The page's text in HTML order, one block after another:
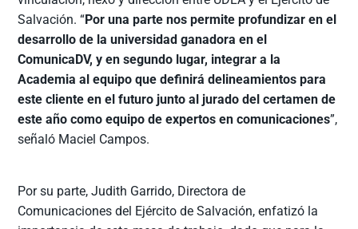
Salvación. “Por una parte nos permite profundizar en el
desarrollo de la universidad ganadora en el
ComunicaDV, y en segundo lugar, integrar a la
Academia al equipo que definirá delineamientos para
este cliente en el futuro junto al jurado del certamen de
este año como equipo de expertos en comunicaciones”,
señaló Maciel Campos.
Por su parte, Judith Garrido, Directora de
Comunicaciones del Ejército de Salvación, enfatizó la